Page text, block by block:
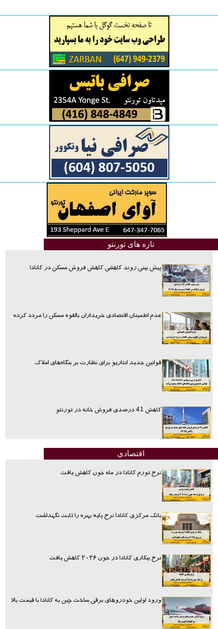
تازه های تورنتو
پیش بینی روند کاهشی کاهش فروش مسکن در کانادا
عدم اطمینان اقتصادی خریداران بالقوه مسکن را مردد کرده
قوانین جدید انتاریو برای نظارت بر بنگاه‌های املاک
کاهش 41 درصدی فروش خانه در تورنتو
اقتصادی
نرخ تورم کانادا در ماه جون کاهش یافت
بانک مرکزی کانادا نرخ پایه بهره را ثابت نگهداشت
نرخ بیکاری کانادا در جون ۲۰۲۶ کاهش یافت
ورود اولین خودروهای برقی ساخت چین به کانادا با قیمت بالا